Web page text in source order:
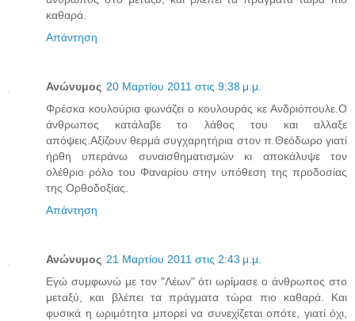
καθαρά.
Απάντηση
Ανώνυμος 20 Μαρτίου 2011 στις 9:38 μ.μ.
Φρέσκα κουλούρια φωνάζει ο κουλουράς κε Ανδριόπουλε.Ο
άνθρωπος κατάλαβε το λάθος του και αλλαξε
απόψεις.Αξίζουν θερμά συγχαρητήρια στον π.Θεόδωρο γιατί
ήρθη υπεράνω συναισθηματισμών κι αποκάλυψε τον
ολέθριο ρόλο του Φαναρίου στην υπόθεση της προδοσίας
της Ορθοδοξίας.
Απάντηση
Ανώνυμος 21 Μαρτίου 2011 στις 2:43 μ.μ.
Εγώ συμφωνώ με τον "Λέων" ότι ωρίμασε ο άνθρωπος στο
μεταξύ, και βλέπει τα πράγματα τώρα πιο καθαρά. Και
φυσικά η ωριμότητα μπορεί να συνεχίζεται οπότε, γιατί όχι,